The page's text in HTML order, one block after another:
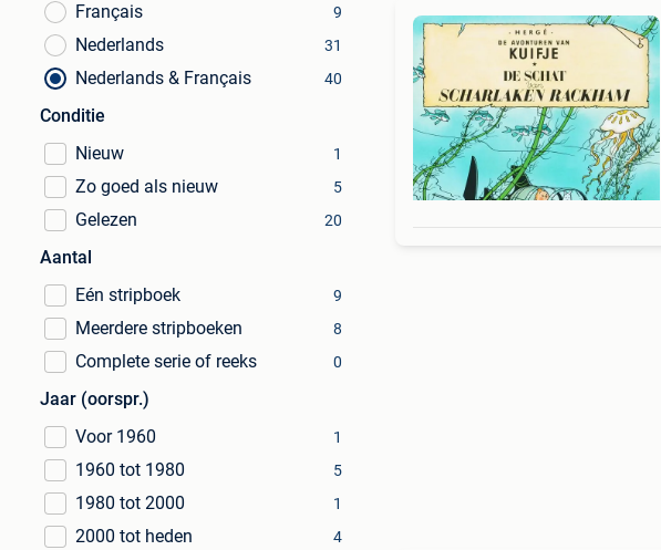
Français
9
Nederlands 31
Nederlands & Français 40
Conditie
Nieuw
1
Zo goed als nieuw 5
Gelezen 20
Aantal
Eén stripboek
9
Meerdere stripboeken 8
Complete serie of reeks 0
Jaar (oorspr.)
Voor 1960
1
1960 tot 1980 5
1980 tot 2000 1
2000 tot heden 4